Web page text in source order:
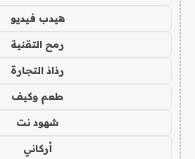
هيدب فيديو
رمح التقنية
رذاذ التجارة
طعم وكيف
شهود نت
أركاني